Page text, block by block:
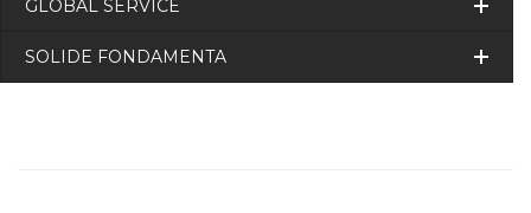
GLOBAL SERVICE
SOLIDE FONDAMENTA